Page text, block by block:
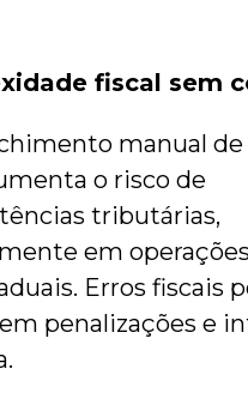
fiscal sem
manual de
o risco de
tributárias,
em operações
Erros fiscais
penalizações e